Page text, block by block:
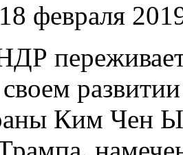
18 февраля
переживает
Ким Чен